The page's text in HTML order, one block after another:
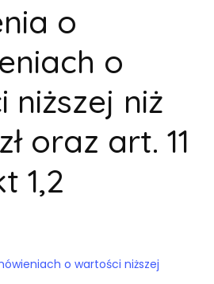
o
o
niższej niż
oraz art. 11
1,2
o wartości niższej